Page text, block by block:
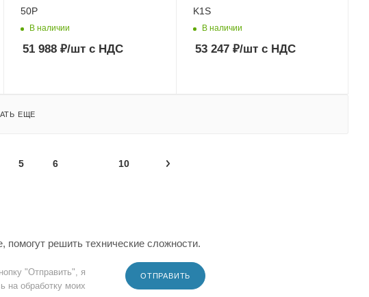
50P
В наличии
51 988 ₽/шт с НДС
K1S
В наличии
53 247₽/штс НДС
ЕЩЕ
5 6 10
решить технические сложности.
"Отправить", я
на обработку моих
ОТПРАВИТЬ